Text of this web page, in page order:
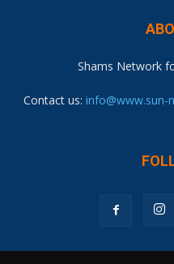
Shams Network
Contact us: info@www.sun-